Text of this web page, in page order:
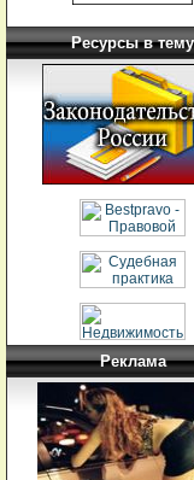
Ресурсы в тему
Реклама